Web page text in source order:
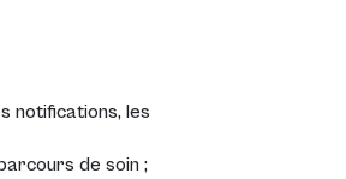
notifications, les
de soin ;